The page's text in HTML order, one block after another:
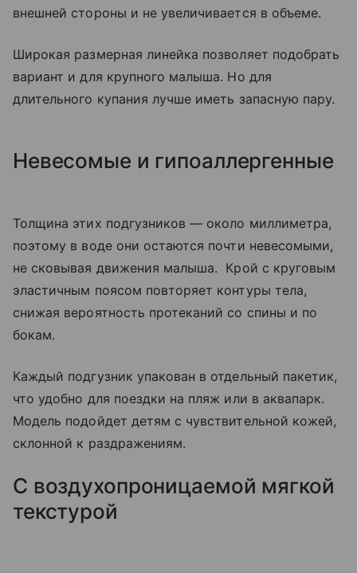
внешней стороны и не увеличивается в объеме.
Широкая размерная линейка позволяет подобрать
вариант и для крупного малыша. Но для
длительного купания лучше иметь запасную пару.
Невесомые и гипоаллергенные
Толщина этих подгузников — около миллиметра,
поэтому в воде они остаются почти невесомыми,
не сковывая движения малыша. Крой с круговым
эластичным поясом повторяет контуры тела,
снижая вероятность протеканий со спины и по
бокам.
Каждый подгузник упакован в отдельный пакетик,
что удобно для поездки на пляж или в аквапарк.
Модель подойдет детям с чувствительной кожей,
склонной к раздражениям.
С воздухопроницаемой мягкой
текстурой